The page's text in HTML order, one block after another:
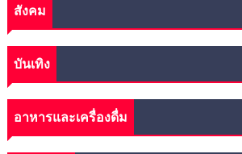
สังคม
บันเทิง
อาหารและเครื่องดื่ม